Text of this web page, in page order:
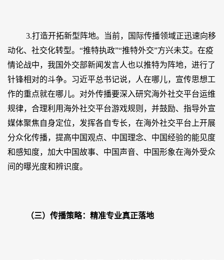
3.打造开拓新型阵地。当前，国际传播领域正迅速向移
动化、社交化转型。“推特执政”“推特外交”方兴未艾。在疫
情论战中，我国外交部新闻发言人也以推特为阵地，进行了
针锋相对的斗争。习近平总书记说，人在哪儿，宣传思想工
作的重点就在哪儿。对外传播要深入研究海外社交平台运维
规律，合理利用海外社交平台游戏规则，并鼓励、指导外宣
媒体聚焦自身定位，发挥各自专长，在海外社交平台上开展
分众化传播，提高中国观点、中国理念、中国经验的能见度
和感知度，加大中国故事、中国声音、中国形象在海外受众
间的曝光度和辨识度。
（三）传播策略：精准专业真正落地